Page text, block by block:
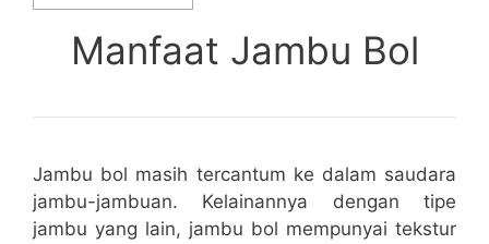
Manfaat Jambu Bol
Jambu bol masih tercantum ke dalam saudara
jambu-jambuan. Kelainannya dengan tipe
jambu yang lain, jambu bol mempunyai tekstur